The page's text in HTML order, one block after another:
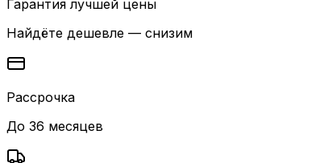
Гарантия лучшей цены
Найдёте дешевле — снизим
Рассрочка
До 36 месяцев